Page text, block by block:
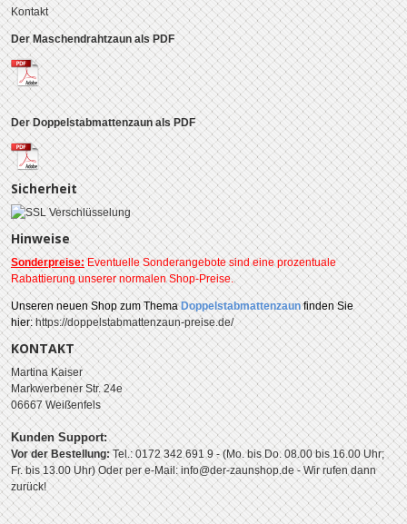
Kontakt
Der Maschendrahtzaun als PDF
Der Doppelstabmattenzaun als PDF
Sicherheit
Hinweise
Sonderpreise:Eventuelle Sonderangebote sind eine prozentuale
Rabattierung unserer normalen Shop-Preise.
Unserenneuen Shop zum ThemaDoppelstabmattenzaun finden Sie
hier:https://doppelstabmattenzaun-preise.de/
KONTAKT
Martina Kaiser
Markwerbener Str. 24e
06667 Weißenfels
Kunden Support:
Vor der Bestellung:Tel.: 0172 342 691 9 - (Mo. bis Do. 08.00 bis 16.00 Uhr;
Fr. bis 13.00 Uhr)Oder per e-Mail: info@der-zaunshop.de- Wir rufen dann
zurück!